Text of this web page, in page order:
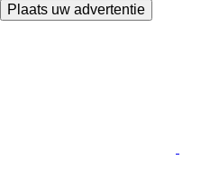
Plaats uw advertentie